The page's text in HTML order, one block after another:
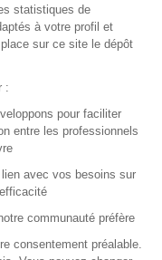
Page suivante
contacter
MOM et de rentrer
créez-vous un
statistiques de
à votre profil et
sur ce site le dépôt
:
pour faciliter
entre les professionnels
avec vos besoins sur
communauté préfère
consentement préalable.